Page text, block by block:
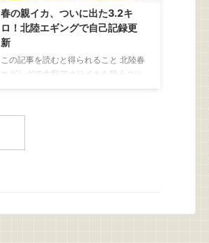
塩コショウを振ります 次に、 小麦粉
→ 溶き卵 → パン粉 の順番で衣を付け
ます パン粉は強く押し付け ...
春の親イカ、ついに出た3.2キ
ロ！北陸エギングで自己記録更
新
この記事を読むと得られること 北陸春
エギングで大型アオリイカを狙うコツ
判断力が身につく 春の親イカチャレン
うやく春の親イカらしいアオリイカに